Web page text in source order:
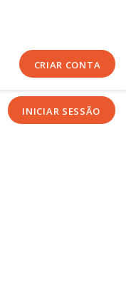
CRIAR CONTA
INICIAR SESSÃO